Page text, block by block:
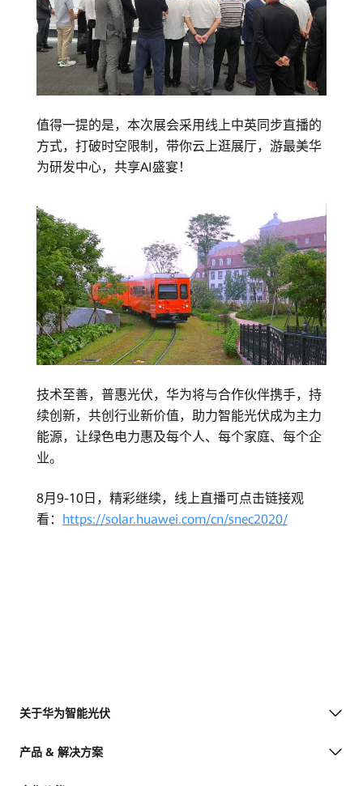
值得一提的是，本次展会采用线上中英同步直播的
方式，打破时空限制，带你云上逛展厅，游最美华
为研发中心，共享AI盛宴！
技术至善，普惠光伏，华为将与合作伙伴携手，持
续创新，共创行业新价值，助力智能光伏成为主力
能源，让绿色电力惠及每个人、每个家庭、每个企
业。
8月9-10日，精彩继续，线上直播可点击链接观
看：
https://solar.huawei.com/cn/snec2020/
关于华为智能光伏
产品 & 解决方案